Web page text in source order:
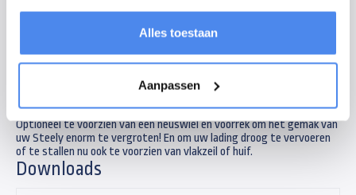
Alles toestaan
Aanpassen
een overtuigende indruk. Elegante spansluitingen houden de
achterklep veilig gesloten. Daarnaast standaard voorzien van
wielen van 13 inch en een 13-polige stekker. De Steely heeft een
de kleine klusjes in en rondom huis.
Optioneel te voorzien van een neuswiel en voorrek om het gemak van
uw Steely enorm te vergroten! En om uw lading droog te vervoeren
of te stallen nu ook te voorzien van vlakzeil of huif.
Downloads